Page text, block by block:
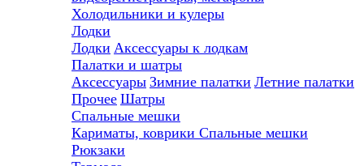
Холодильники и кулеры
Лодки
Лодки Аксессуары к лодкам
Палатки и шатры
Аксессуары Зимние палатки Летние палатки
Прочее Шатры
Спальные мешки
Кариматы, коврики Спальные мешки
Рюкзаки